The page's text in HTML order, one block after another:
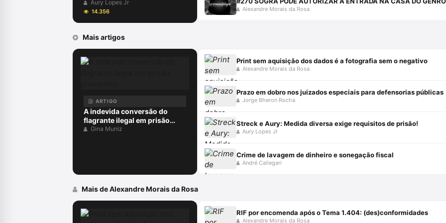
Aury Lopes Jr
14.356 Alexandre Morais da Rosa
Mais artigos
ARTIGO
A indevida conversão do
flagrante ilegal em prisão
preventiva
Gina Muniz
Print sem aquisição dos dados é a fotografia sem o negativo
Alexandre Morais da Rosa
Prazo em dobro nos juizados especiais para defensorias públicas
Jorge Bheron Rocha
Streck e Aury: Medida diversa exige requisitos de prisão!
Aury Lopes Jr
Crime de lavagem de dinheiro e sonegação fiscal
André Callegari
Mais de Alexandre Morais da Rosa
RIF por encomenda após o Tema 1.404: (des)conformidades
Alexandre Morais da Rosa